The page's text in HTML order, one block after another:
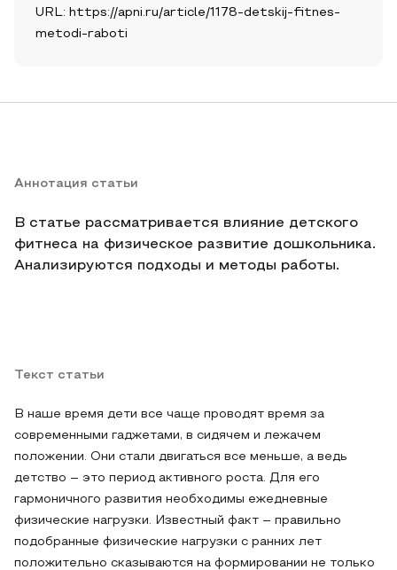
URL: https://apni.ru/article/1178-detskij-fitnes-
metodi-raboti
Аннотация статьи
В статье рассматривается влияние детского
фитнеса на физическое развитие дошкольника.
Анализируются подходы и методы работы.
Текст статьи
В наше время дети все чаще проводят время за
современными гаджетами, в сидячем и лежачем
положении. Они стали двигаться все меньше, а ведь
детство – это период активного роста. Для его
гармоничного развития необходимы ежедневные
физические нагрузки. Известный факт – правильно
подобранные физические нагрузки с ранних лет
положительно сказываются на формировании не только